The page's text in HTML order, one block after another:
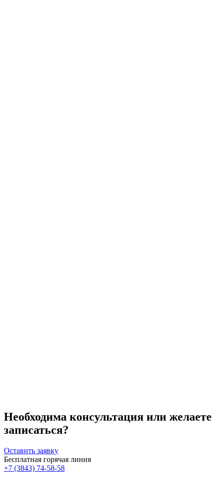
Необходима консультация или желаете
записаться?
Оставить заявку
Бесплатная горячая линия
+7 (3843) 74-58-58